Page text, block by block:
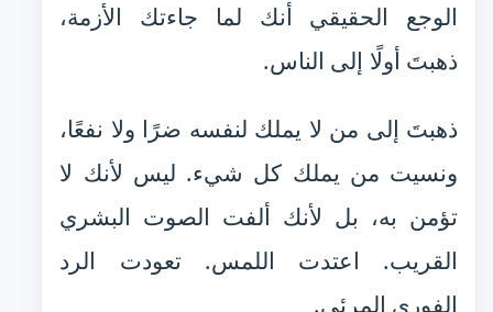
الوجع الحقيقي أنك لما جاءتك الأزمة،
ذهبتَ أولًا إلى الناس.
ذهبتَ إلى من لا يملك لنفسه ضرًا ولا نفعًا،
ونسيت من يملك كل شيء. ليس لأنك لا
تؤمن به، بل لأنك ألفت الصوت البشري
القريب. اعتدت اللمس. تعودت الرد
الفوري المرئي.